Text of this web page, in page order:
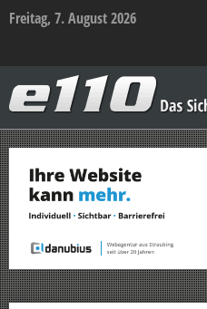
Freitag, 7. August 2026
–
Das
Sicherheitsportal
Zum
Inhalt
springen